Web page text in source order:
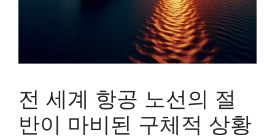
전 세계 항공 노선의 절
반이 마비된 구체적 상황